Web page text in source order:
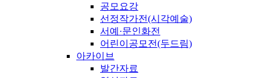
공모요강
선정작가전(시각예술)
서예·문인화전
어린이공모전(두드림)
아카이브
발간자료